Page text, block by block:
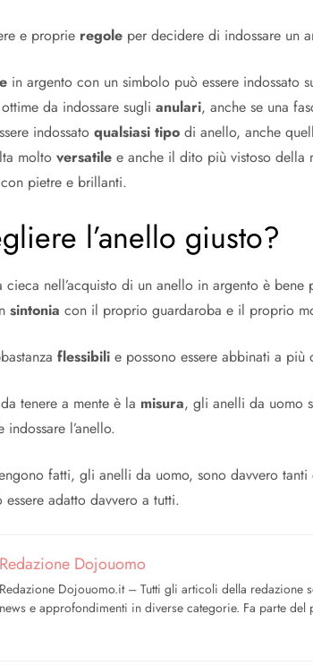
e proprie regole per decidere di indossare un
in argento con un simbolo può essere indossato
da indossare suglianulari, anche se una
indossatoqualsiasi tipo di anello, anche
moltoversatilee anche il dito più vistoso della
pietre e brillanti.
l’anello giusto?
cieca nell’acquisto di un anello in argento è bene
sintoniacon il proprio guardaroba e il proprio
flessibilie possono essere abbinati a
tenere a mente è la misura, gli anelli da uomo
l’anello.
fatti, gli anelli da uomo, sono davvero
adatto davvero a tutti.
Redazione Dojouomo
Redazione Dojouomo.it – Tutti gli articoli della
news e approfondimenti in diverse categorie. Fa parte